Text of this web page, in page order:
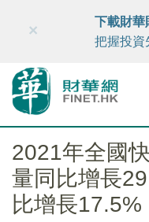
財華智庫網
×
下載財華
把握投資
2021年全國
量同比增長
比增長17.5%